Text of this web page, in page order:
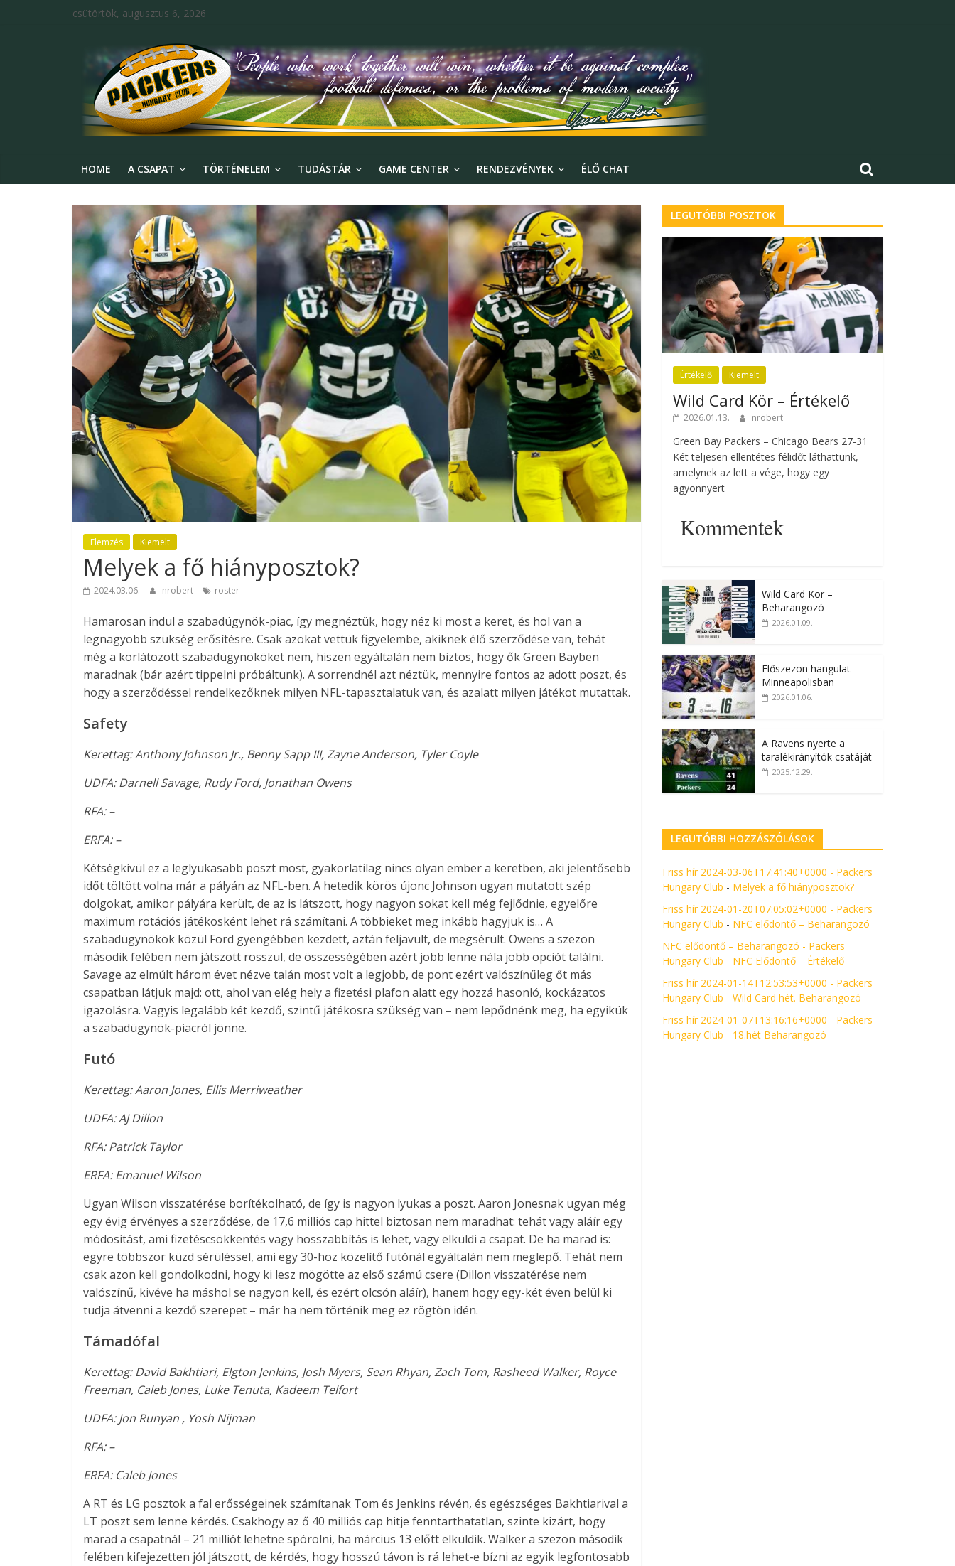
csütörtök, augusztus 6, 2026
HOME A CSAPAT TÖRTÉNELEM TUDÁSTÁR GAME CENTER RENDEZVÉNYEK ÉLŐ CHAT
Elemzés Kiemelt
Melyek a fő hiányposztok?
2024.03.06. nrobert roster
Hamarosan indul a szabadügynök-piac, így megnéztük, hogy néz ki most a keret, és hol van a
legnagyobb szükség erősítésre. Csak azokat vettük figyelembe, akiknek élő szerződése van, tehát
még a korlátozott szabadügynököket nem, hiszen egyáltalán nem biztos, hogy ők Green Bayben
maradnak (bár azért tippelni próbáltunk). A sorrendnél azt néztük, mennyire fontos az adott poszt, és
hogy a szerződéssel rendelkezőknek milyen NFL-tapasztalatuk van, és azalatt milyen játékot mutattak.
Safety
Kerettag: Anthony Johnson Jr., Benny Sapp III, Zayne Anderson, Tyler Coyle
UDFA: Darnell Savage, Rudy Ford, Jonathan Owens
RFA: –
ERFA: –
Kétségkívül ez a leglyukasabb poszt most, gyakorlatilag nincs olyan ember a keretben, aki jelentősebb
időt töltött volna már a pályán az NFL-ben. A hetedik körös újonc Johnson ugyan mutatott szép
dolgokat, amikor pályára került, de az is látszott, hogy nagyon sokat kell még fejlődnie, egyelőre
maximum rotációs játékosként lehet rá számítani. A többieket meg inkább hagyjuk is… A
szabadügynökök közül Ford gyengébben kezdett, aztán feljavult, de megsérült. Owens a szezon
második felében nem játszott rosszul, de összességében azért jobb lenne nála jobb opciót találni.
Savage az elmúlt három évet nézve talán most volt a legjobb, de pont ezért valószínűleg őt más
csapatban látjuk majd: ott, ahol van elég hely a fizetési plafon alatt egy hozzá hasonló, kockázatos
igazolásra. Vagyis legalább két kezdő, szintű játékosra szükség van – nem lepődnénk meg, ha egyikük
a szabadügynök-piacról jönne.
Futó
Kerettag: Aaron Jones, Ellis Merriweather
UDFA: AJ Dillon
RFA: Patrick Taylor
ERFA: Emanuel Wilson
Ugyan Wilson visszatérése borítékolható, de így is nagyon lyukas a poszt. Aaron Jonesnak ugyan még
egy évig érvényes a szerződése, de 17,6 milliós cap hittel biztosan nem maradhat: tehát vagy aláír egy
módosítást, ami fizetéscsökkentés vagy hosszabbítás is lehet, vagy elküldi a csapat. De ha marad is:
egyre többször küzd sérüléssel, ami egy 30-hoz közelítő futónál egyáltalán nem meglepő. Tehát nem
csak azon kell gondolkodni, hogy ki lesz mögötte az első számú csere (Dillon visszatérése nem
valószínű, kivéve ha máshol se nagyon kell, és ezért olcsón aláír), hanem hogy egy-két éven belül ki
tudja átvenni a kezdő szerepet – már ha nem történik meg ez rögtön idén.
Támadófal
Kerettag: David Bakhtiari, Elgton Jenkins, Josh Myers, Sean Rhyan, Zach Tom, Rasheed Walker, Royce
Freeman, Caleb Jones, Luke Tenuta, Kadeem Telfort
UDFA: Jon Runyan , Yosh Nijman
RFA: –
ERFA: Caleb Jones
A RT és LG posztok a fal erősségeinek számítanak Tom és Jenkins révén, és egészséges Bakhtiarival a
LT poszt sem lenne kérdés. Csakhogy az ő 40 milliós cap hitje fenntarthatatlan, szinte kizárt, hogy
marad a csapatnál – 21 milliót lehetne spórolni, ha március 13 előtt elküldik. Walker a szezon második
felében kifejezetten jól játszott, de kérdés, hogy hosszú távon is rá lehet-e bízni az egyik legfontosabb
LEGUTÓBBI POSZTOK
Értékelő Kiemelt
Wild Card Kör – Értékelő
2026.01.13. nrobert
Green Bay Packers – Chicago Bears 27-31
Két teljesen ellentétes félidőt láthattunk,
amelynek az lett a vége, hogy egy
agyonnyert
Kommentek
Wild Card Kör –
Beharangozó
2026.01.09.
Előszezon hangulat
Minneapolisban
2026.01.06.
A Ravens nyerte a
taralékirányítók csatáját
2025.12.29.
LEGUTÓBBI HOZZÁSZÓLÁSOK
Friss hír 2024-03-06T17:41:40+0000 - Packers
Hungary Club - Melyek a fő hiányposztok?
Friss hír 2024-01-20T07:05:02+0000 - Packers
Hungary Club - NFC elődöntő – Beharangozó
NFC elődöntő – Beharangozó - Packers
Hungary Club - NFC Elődöntő – Értékelő
Friss hír 2024-01-14T12:53:53+0000 - Packers
Hungary Club - Wild Card hét. Beharangozó
Friss hír 2024-01-07T13:16:16+0000 - Packers
Hungary Club - 18.hét Beharangozó